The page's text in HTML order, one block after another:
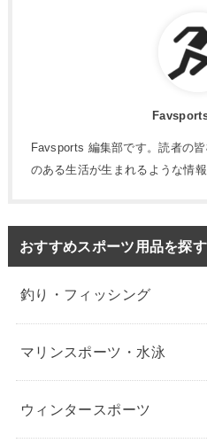
Favsports 編集部です。読者の
のある生活が生まれるような情
おすすめスポーツ用品を探す
釣り・フィッシング
マリンスポーツ・水泳
ウィンタースポーツ